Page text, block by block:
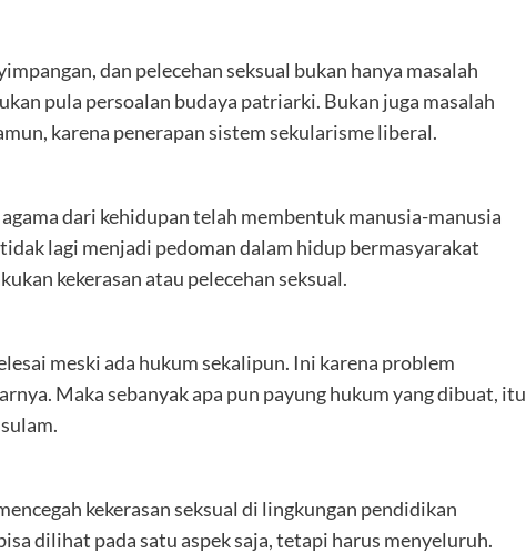
dan pelecehan seksual bukan hanya masalah
pula persoalan budaya patriarki. Bukan juga masalah
karena penerapan sistem sekularisme liberal.
dari kehidupan telah membentuk manusia-manusia
lagi menjadi pedoman dalam hidup bermasyarakat
kekerasan atau pelecehan seksual.
meski ada hukum sekalipun. Ini karena problem
Maka sebanyak apa pun payung hukum yang dibuat, itu
kekerasan seksual di lingkungan pendidikan
dilihat pada satu aspek saja, tetapi harus menyeluruh.